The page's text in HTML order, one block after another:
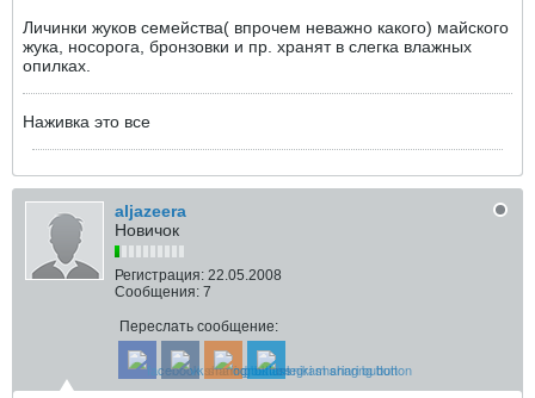
Личинки жуков семейства( впрочем неважно какого) майского
жука, носорога, бронзовки и пр. хранят в слегка влажных
опилках.
Наживка это все
aljazeera
Новичок
Регистрация: 22.05.2008
Сообщения: 7
Переслать сообщение: